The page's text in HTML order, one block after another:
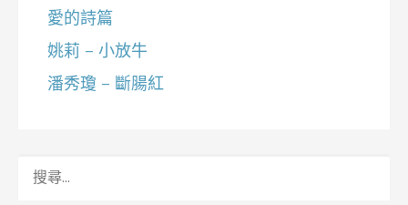
愛的詩篇
姚莉 – 小放牛
潘秀瓊 – 斷腸紅